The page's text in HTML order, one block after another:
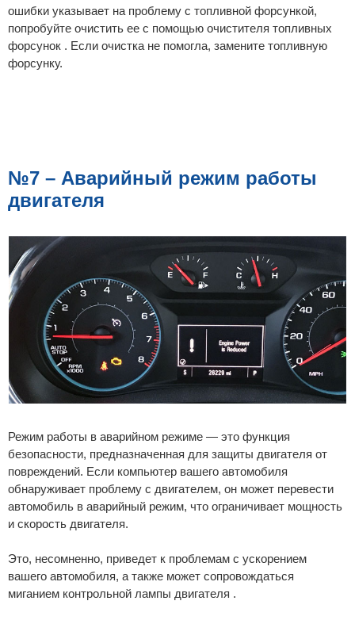
ошибки указывает на проблему с топливной форсункой,
попробуйте очистить ее с помощью очистителя топливных
форсунок . Если очистка не помогла, замените топливную
форсунку.
№7 – Аварийный режим работы
двигателя
Режим работы в аварийном режиме — это функция
безопасности, предназначенная для защиты двигателя от
повреждений. Если компьютер вашего автомобиля
обнаруживает проблему с двигателем, он может перевести
автомобиль в аварийный режим, что ограничивает мощность
и скорость двигателя.
Это, несомненно, приведет к проблемам с ускорением
вашего автомобиля, а также может сопровождаться
миганием контрольной лампы двигателя .